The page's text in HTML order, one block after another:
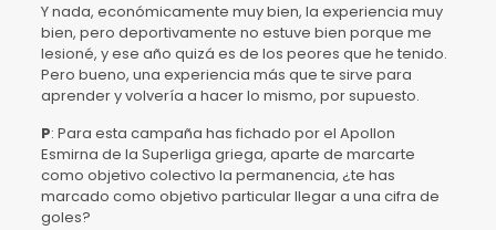
Y nada, económicamente muy bien, la experiencia muy
bien, pero deportivamente no estuve bien porque me
lesioné, y ese año quizá es de los peores que he tenido.
Pero bueno, una experiencia más que te sirve para
aprender y volvería a hacer lo mismo, por supuesto.
P: Para esta campaña has fichado por el Apollon
Esmirna de la Superliga griega, aparte de marcarte
como objetivo colectivo la permanencia, ¿te has
marcado como objetivo particular llegar a una cifra de
goles?